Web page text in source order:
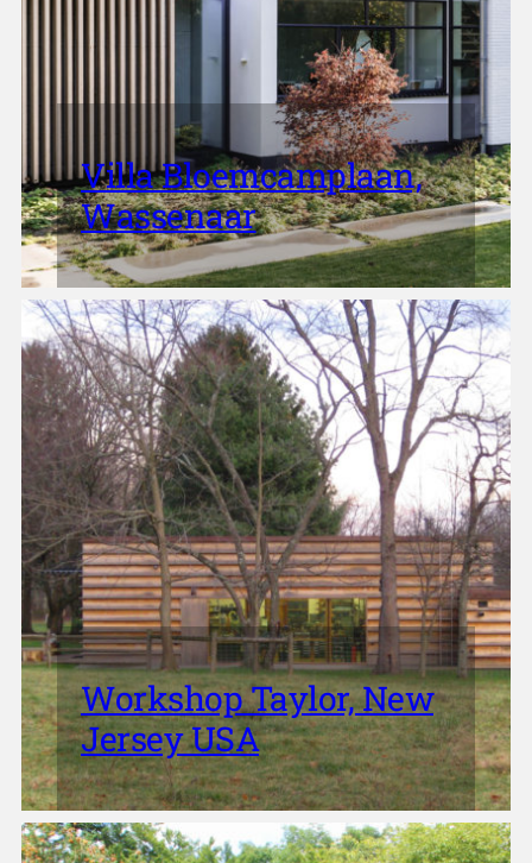
Villa Bloemcamplaan,
Wassenaar
Workshop Taylor, New
Jersey USA